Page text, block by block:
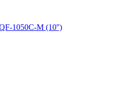
1050C-M (10'')